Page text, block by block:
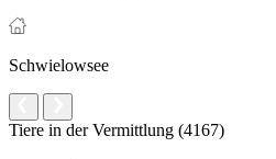
Schwielowsee
Tiere in der Vermittlung (4167)